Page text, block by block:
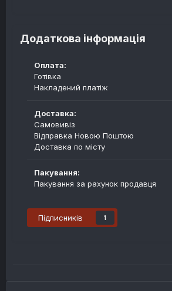
Додаткова інформація
Оплата:
Готівка
Накладений платіж
Доставка:
Самовивіз
Відправка Новою Поштою
Доставка по місту
Пакування:
Пакування за рахунок продавця
Підписників 1